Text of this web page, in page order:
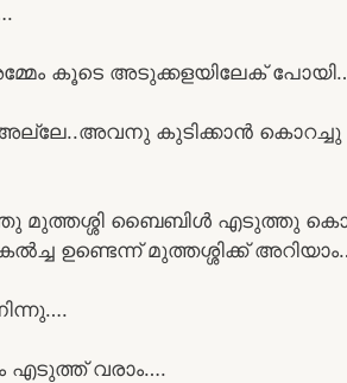
കൂടെ അടുക്കളയിലേക്
അല്ലേ..അവനു കുടിക്കാൻ
മുത്തശ്ശി ബൈബിൾ എടുത്തു
ഉണ്ടെന്ന് മുത്തശ്ശിക്ക്
എടുത്ത് വരാം….